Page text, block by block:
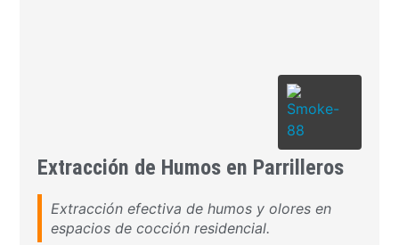
Extracción de Humos en Parrilleros
Extracción efectiva de humos y olores en
espacios de cocción residencial.